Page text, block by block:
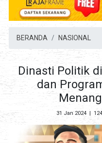
BERANDA NASIONAL
Dinasti Politik
dan
31 Jan 2024|